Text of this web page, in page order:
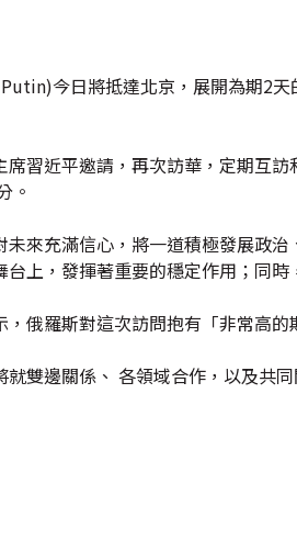
今日將抵達北京，展開為期2
席習近平邀請，再次訪華，定期互
。
來充滿信心，將一道積極發展政
上，發揮著重要的穩定作用；同
俄羅斯對這次訪問抱有「非常高
雙邊關係、 各領域合作，以及共